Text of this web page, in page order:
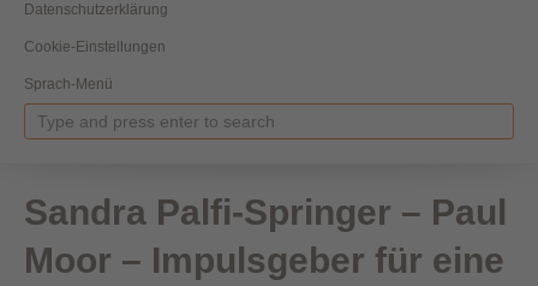
Datenschutzerklärung
Cookie-Einstellungen
Sprach-Menü
Sandra Palfi-Springer – Paul
Moor – Impulsgeber für eine